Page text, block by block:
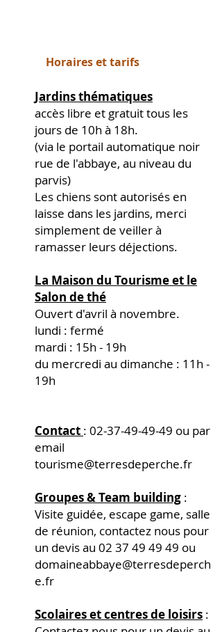
Horaires et tarifs
Jardins thématiques
accès libre et gratuit tous les
jours de 10h à 18h.
(via le portail automatique noir
rue de l'abbaye, au niveau du
parvis)
Les chiens sont autorisés en
laisse dans les jardins, merci
simplement de veiller à
ramasser leurs déjections.
La Maison du Tourisme et le
Salon de thé
Ouvert d'avril à novembre.
lundi : fermé
mardi : 15h - 19h​
du mercredi au dimanche : 11h -
19h
Contact : 02-37-49-49-49 ou par
email
tourisme@terresdeperche.fr
Groupes & Team building :
Visite guidée, escape game, salle
de réunion, contactez nous pour
un devis au 02 37 49 49 49 ou
domaineabbaye@terresdeperch
e.fr
Scolaires et centres de loisirs :